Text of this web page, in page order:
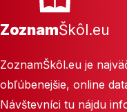
ZoznamŠkôl.eu
ZoznamŠkôl.eu je
obľúbenejšie, online
Návštevníci tu nájdu